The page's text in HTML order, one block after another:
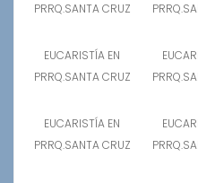
PRRQ.SANTA CRUZ
EUCARISTÍA EN
PRRQ.SANTA CRUZ
EUCARISTÍA EN
PRRQ.SANTA CRUZ